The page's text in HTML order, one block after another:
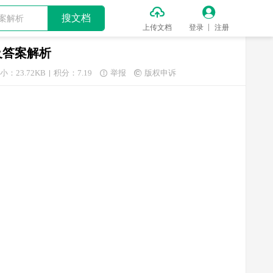
搜文档 
上传文档

登录 注册
案解析
：23.72KB 积分：7.19  举报  版权申诉